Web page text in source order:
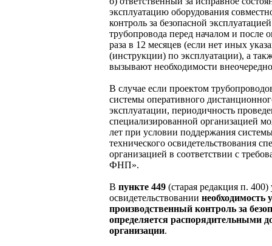
эксплуатацию оборудования
контроль за безопасной
трубопровода перед началом и после
раза в 12 месяцев (если нет иных
(инструкции) по эксплуатации), а
вызывают необходимости
В случае если проектом
системы оперативного
эксплуатации, периодичность
специализированной организацией
лет при условии поддержания
технического освидетельствования
организацией в соответствии с
ФНП».
В пункте 449 (старая редакция п.
освидетельствовании необходимость
производственный контроль за
определяется распорядительными
организации.